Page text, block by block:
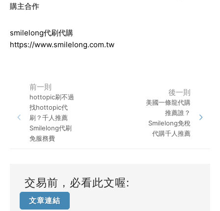
購主合作
smilelong代刷代購
https://www.smilelong.com.tw
前一則
hottopic刷不過
找hottopic代
刷？千人推薦
Smilelong代刷
免服務費
後一則
美國一條龍代購
推薦誰？
Smilelong免稅
代購千人推薦
交易前，必看此文喔:
文章連結